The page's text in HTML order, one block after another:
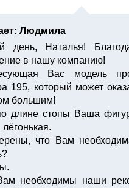
Людмила
день, Наталья!
в нашу компанию!
Вас модель
195, который может
большим!
длине стопы Ваша
что Вам
необходимы наши